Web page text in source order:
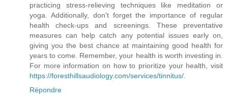
practicing stress-relieving techniques like meditation or
yoga. Additionally, don't forget the importance of regular
health check-ups and screenings. These preventative
measures can help catch any potential issues early on,
giving you the best chance at maintaining good health for
years to come. Remember, your health is worth investing in.
For more information on how to prioritize your health, visit
https://foresthillsaudiology.com/services/tinnitus/
Répondre